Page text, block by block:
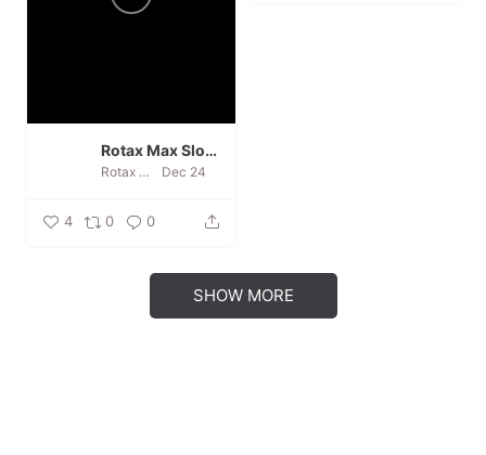
Rotax Max Slovakia
Rotax Max Slovakia Dec 24
4 0 0
SHOW MORE